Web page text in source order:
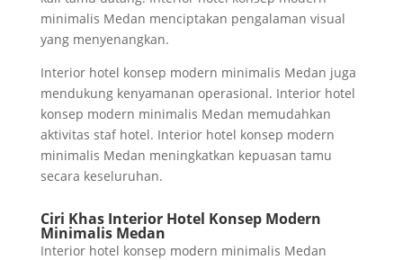
minimalis Medan menciptakan pengalaman visual
yang menyenangkan.
Interior hotel konsep modern minimalis Medan juga
mendukung kenyamanan operasional. Interior hotel
konsep modern minimalis Medan memudahkan
aktivitas staf hotel. Interior hotel konsep modern
minimalis Medan meningkatkan kepuasan tamu
secara keseluruhan.
Ciri Khas Interior Hotel Konsep Modern
Minimalis Medan
Interior hotel konsep modern minimalis Medan